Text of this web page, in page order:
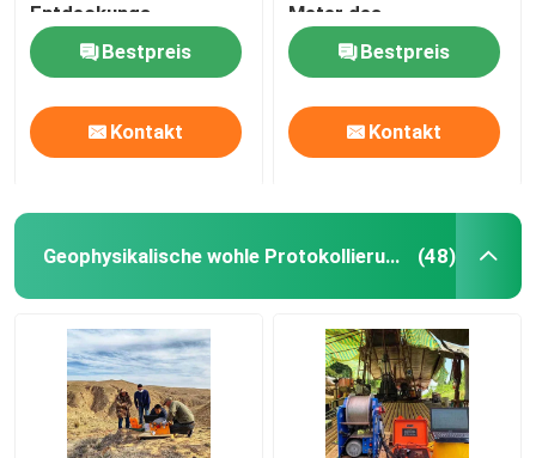
Entdeckungs-
Instrument-50Hz 2D
Bestpreis
Kontakt
Meter des
Erforschungs-
Instrument-1KHz
Bestpreis
Kontakt
Geophysikalische wohle Protokollierung (48)